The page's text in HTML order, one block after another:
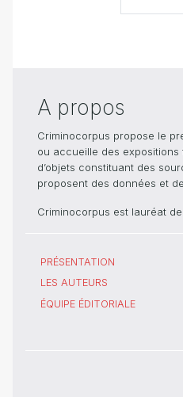
A propos
Criminocorpus propose le
ou accueille des
d’objets constituant des
proposent des données et
Criminocorpus est lauréat
PRÉSENTATION
LES AUTEURS
ÉQUIPE ÉDITORIALE